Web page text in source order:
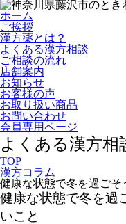
ホーム
ご挨拶
漢方薬とは？
よくある漢方相談
ご相談の流れ
店舗案内
お知らせ
お客様の声
お取り扱い商品
お問い合わせ
会員専用ページ
よくある漢方相
TOP
漢方コラム
健康な状態で冬を過ごそ
健康な状態で冬を過
いこと